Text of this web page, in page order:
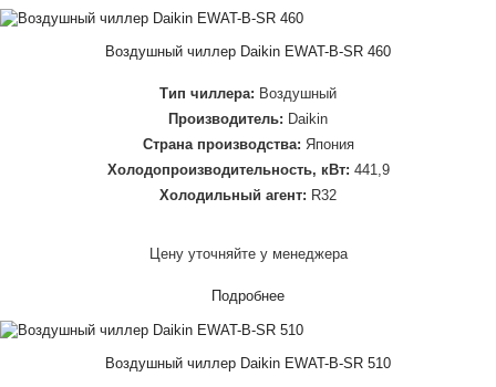
Воздушный чиллер Daikin EWAT-B-SR 460
Тип чиллера: Воздушный
Производитель: Daikin
Страна производства: Япония
Холодопроизводительность, кВт: 441,9
Холодильный агент: R32
Цену уточняйте у менеджера
Подробнее
Воздушный чиллер Daikin EWAT-B-SR 510